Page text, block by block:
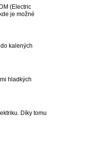
(Electric
je možné
kalených
hladkých
Díky tomu